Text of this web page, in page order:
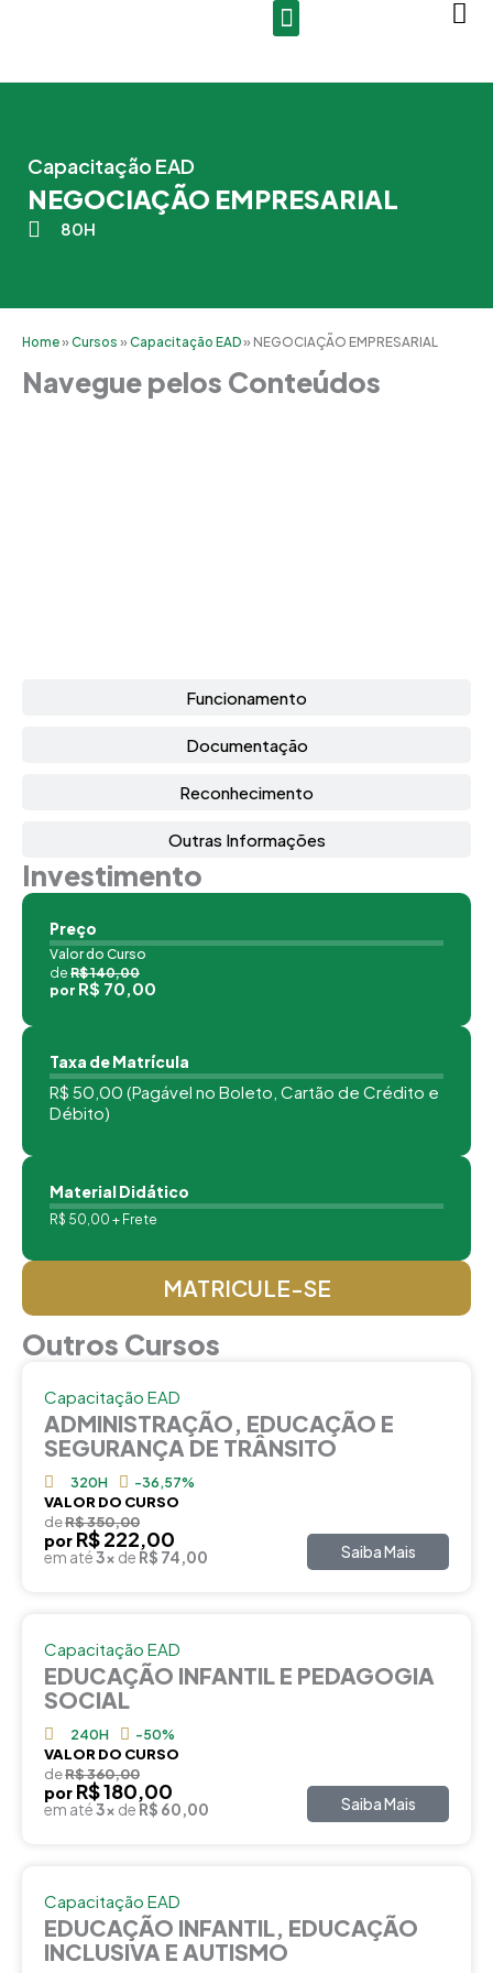
Capacitação EAD
NEGOCIAÇÃO EMPRESARIAL
80H
Home»Cursos »Capacitação EAD» NEGOCIAÇÃO EMPRESARIAL
Navegue pelos Conteúdos
Funcionamento
Documentação
Reconhecimento
Outras Informações
Investimento
Preço
Valor do Curso
de R$ 140,00
por R$ 70,00
Taxa de Matrícula
R$ 50,00 (Pagável no Boleto, Cartão de Crédito e
Débito)
Material Didático
R$ 50,00 + Frete
MATRICULE-SE
Outros Cursos
Capacitação EAD
ADMINISTRAÇÃO, EDUCAÇÃO E
SEGURANÇA DE TRÂNSITO
320H -36,57%
VALOR DO CURSO
deR$ 350,00
por R$ 222,00
em até3x de R$ 74,00 Saiba Mais
Capacitação EAD
EDUCAÇÃO INFANTIL E PEDAGOGIA
SOCIAL
240H -50%
VALOR DO CURSO
deR$ 360,00
por R$ 180,00
em até3x de R$ 60,00 Saiba Mais
Capacitação EAD
EDUCAÇÃO INFANTIL, EDUCAÇÃO
INCLUSIVA E AUTISMO